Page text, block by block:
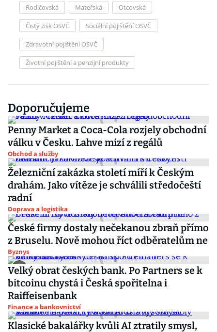
Rodičovská Mateřská Otcovská
Čistý zisk OSVČ Sociální pojištění OSVČ
Zdravotní pojištění OSVČ
Životní pojištění a penzijní produkty
Doporučujeme
Penny Market a Coca-Cola rozjely obchodní
válku v Česku. Lahve mizí z regálů
Obchod a služby
Železniční zakázka století míří k Českým
drahám. Jako vítěze je schválili středočeští
radní
Doprava a logistika
České firmy dostaly nečekanou zbraň přímo
z Bruselu. Nově mohou říct odběratelům ne
Byznys
Velký obrat českých bank. Po Partners se k
bitcoinu chystá i Česká spořitelna i
Raiffeisenbank
Finance a bankovnictví
Klasické bakalářky kvůli AI ztratily smysl,